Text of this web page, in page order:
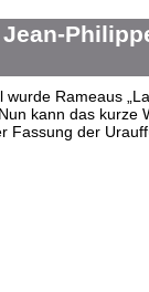
wurde Rameaus
kann das kurze
Fassung der